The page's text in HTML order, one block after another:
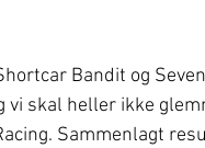
Bandit og
vi skal heller ikke
Sammenlagt